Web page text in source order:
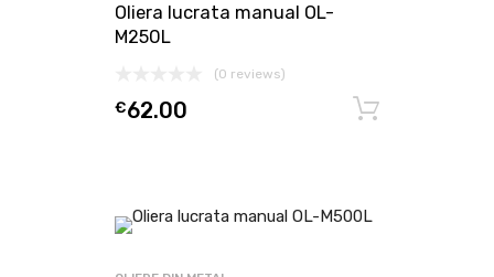
Oliera lucrata manual OL-
M250L
(0 reviews)
€62.00